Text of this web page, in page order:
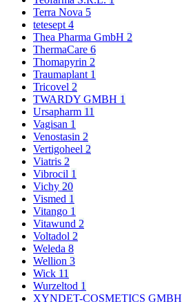
Terra Nova 5
tetesept 4
Thea Pharma GmbH 2
ThermaCare 6
Thomapyrin 2
Traumaplant 1
Tricovel 2
TWARDY GMBH 1
Ursapharm 11
Vagisan 1
Venostasin 2
Vertigoheel 2
Viatris 2
Vibrocil 1
Vichy 20
Vismed 1
Vitango 1
Vitawund 2
Voltadol 2
Weleda 8
Wellion 3
Wick 11
Wurzeltod 1
XYNDET-COSMETICS GMBH